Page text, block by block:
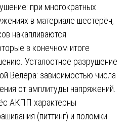
при многократных
в материале шестерён,
накапливаются
в конечном итоге
Усталостное разрушение
Велера: зависимостью числа
от амплитуды напряжений.
АКПП характерны
(питтинг) и поломки